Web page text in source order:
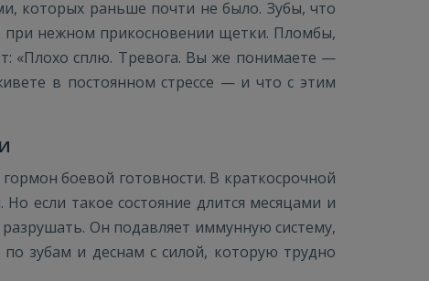
которых раньше почти не было. Зубы, что
при нежном прикосновении щетки. Пломбы,
«Плохо сплю. Тревога. Вы же понимаете —
в постоянном стрессе — и что с этим
боевой готовности. В краткосрочной
если такое состояние длится месяцами и
Он подавляет иммунную систему,
зубам и деснам с силой, которую трудно